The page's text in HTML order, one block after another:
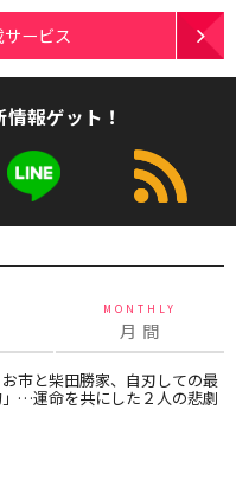
ービス
報ゲット！
MONTHLY
月 間
お市と柴田勝家、自刃しての最
…運命を共にした２人の悲劇